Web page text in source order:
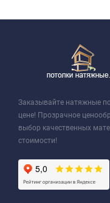
Заказывайте натяжные
цене! Прозрачное
выбор качественных
стоимости!